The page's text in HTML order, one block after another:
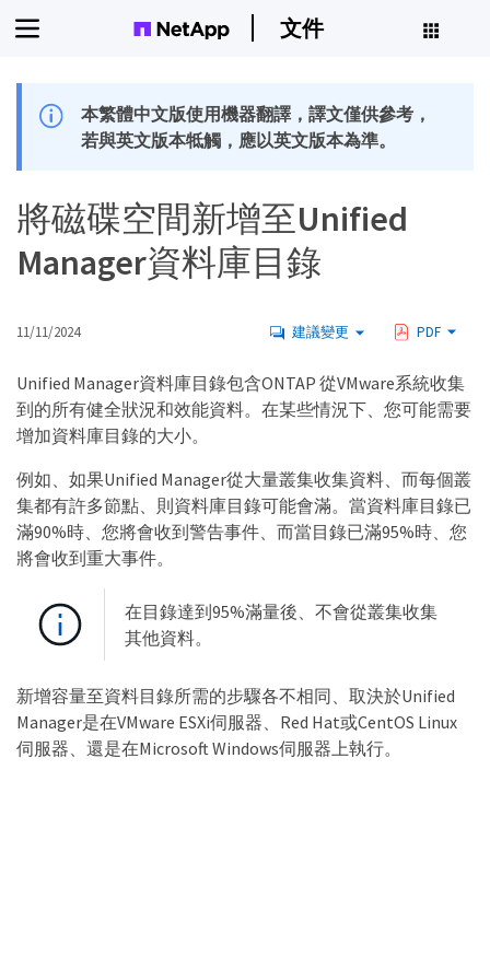
文件
本繁體中文版使用機器翻譯，譯文僅供參考，
若與英文版本牴觸，應以英文版本為準。
將磁碟空間新增至Unified
Manager資料庫目錄
11/11/2024 建議變更 PDF
Unified Manager資料庫目錄包含ONTAP 從VMware系統收集
到的所有健全狀況和效能資料。在某些情況下、您可能需要
增加資料庫目錄的大小。
例如、如果Unified Manager從大量叢集收集資料、而每個叢
集都有許多節點、則資料庫目錄可能會滿。當資料庫目錄已
滿90%時、您將會收到警告事件、而當目錄已滿95%時、您
將會收到重大事件。
在目錄達到95%滿量後、不會從叢集收集
其他資料。
新增容量至資料目錄所需的步驟各不相同、取決於Unified
Manager是在VMware ESXi伺服器、Red Hat或CentOS Linux
伺服器、還是在Microsoft Windows伺服器上執行。